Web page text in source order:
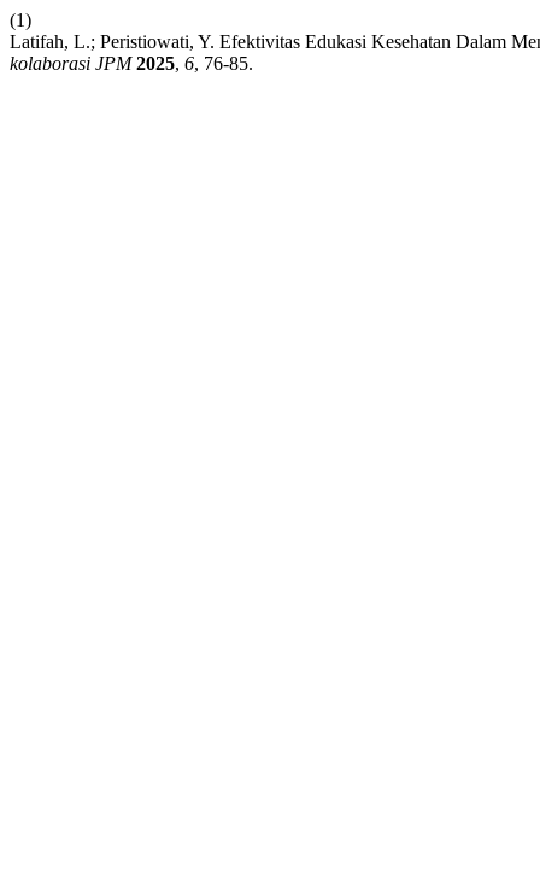
(1)
Latifah, L.; Peristiowati, Y. Efektivitas Edukasi Kesehatan Dalam
kolaborasi JPM 2025, 6, 76-85.